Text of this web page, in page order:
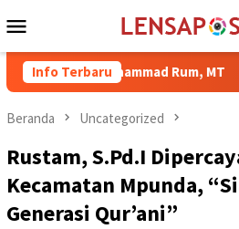
ke
Mobile
Info Terbaru
Mohammad Rum, MT
Beranda Uncategorized
Rustam, S.Pd.I
Kecamatan Mpunda,
Generasi Qur’ani”